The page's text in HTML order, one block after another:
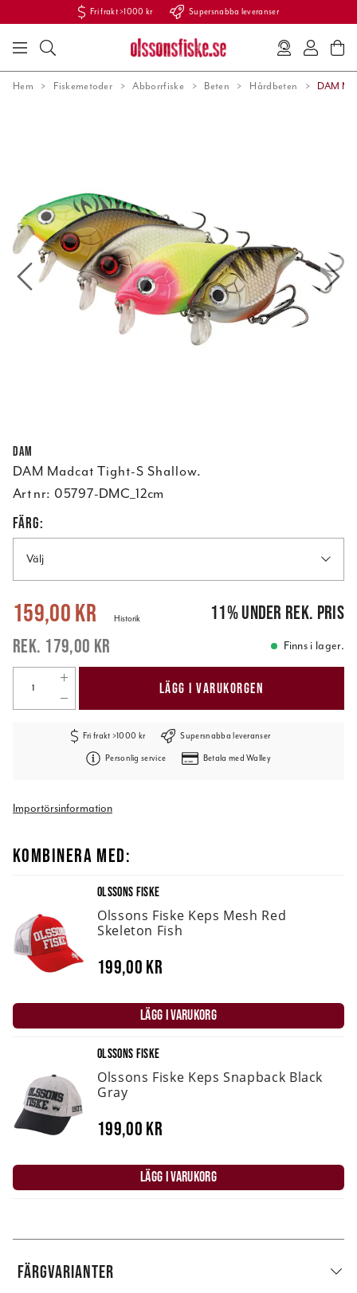
Fri frakt >1000 kr Supersnabba leveranser
Hem Fiskemetoder Abborrfiske Beten Hårdbeten DAM
DAM
DAM Madcat Tight-S Shallow.
Art nr: 05797-DMC_12cm
FÄRG:
Välj
Nuvarande pris:159,00 kr 179,00 kr
159,00 kr
179,00 kr
Historik 11%under rek. pris
Finns i lager.
LÄGG I VARUKORGEN
Fri frakt >1000 kr Supersnabba leveranser
Personlig service Betala med Walley
Importörsinformation
KOMBINERA MED:
OLSSONS FISKE
Olssons Fiske Keps Mesh Red
Skeleton Fish
199,00 kr
LÄGG I VARUKORG
OLSSONS FISKE
Olssons Fiske Keps Snapback Black
Gray
199,00 kr
LÄGG I VARUKORG
FÄRGVARIANTER